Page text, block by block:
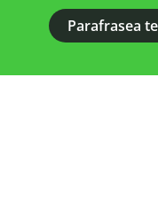
Parafrasea